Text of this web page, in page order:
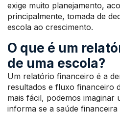
exige muito planejamento,
principalmente, tomada de
escola ao crescimento.
O que é um
de uma escola?
Um relatório financeiro é a
resultados e fluxo financeiro
mais fácil, podemos imaginar
informa se a saúde